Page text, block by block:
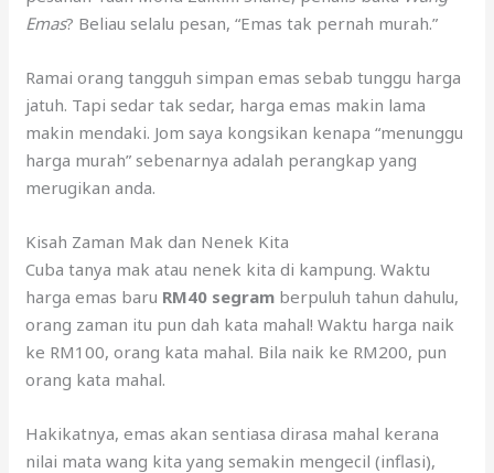
Emas? Beliau selalu pesan, “Emas tak pernah murah.”
Ramai orang tangguh simpan emas sebab tunggu harga
jatuh. Tapi sedar tak sedar, harga emas makin lama
makin mendaki. Jom saya kongsikan kenapa “menunggu
harga murah” sebenarnya adalah perangkap yang
merugikan anda.
Kisah Zaman Mak dan Nenek Kita
Cuba tanya mak atau nenek kita di kampung. Waktu
harga emas baru RM40 segram berpuluh tahun dahulu,
orang zaman itu pun dah kata mahal! Waktu harga naik
ke RM100, orang kata mahal. Bila naik ke RM200, pun
orang kata mahal.
Hakikatnya, emas akan sentiasa dirasa mahal kerana
nilai mata wang kita yang semakin mengecil (inflasi),